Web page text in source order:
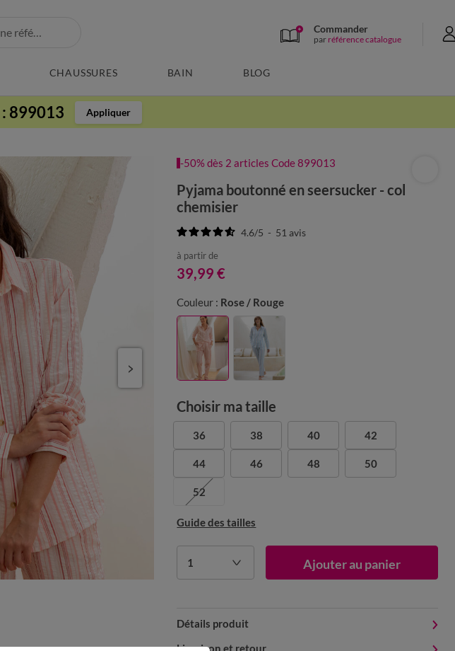
Commander
par référence catalogue
CHAUSSURES BAIN BLOG
: 899013 Appliquer
-50% dès 2 articles Code 899013
Pyjama boutonné en seersucker - col
chemisier
4.6/5 - 51avis
à partir de
39,99 €
Couleur : Rose / Rouge
Choisir ma taille
36 38 40 42
44 46 48 50
52
Guide des tailles
1 Ajouter au panier
Détails produit
Livraison et retour